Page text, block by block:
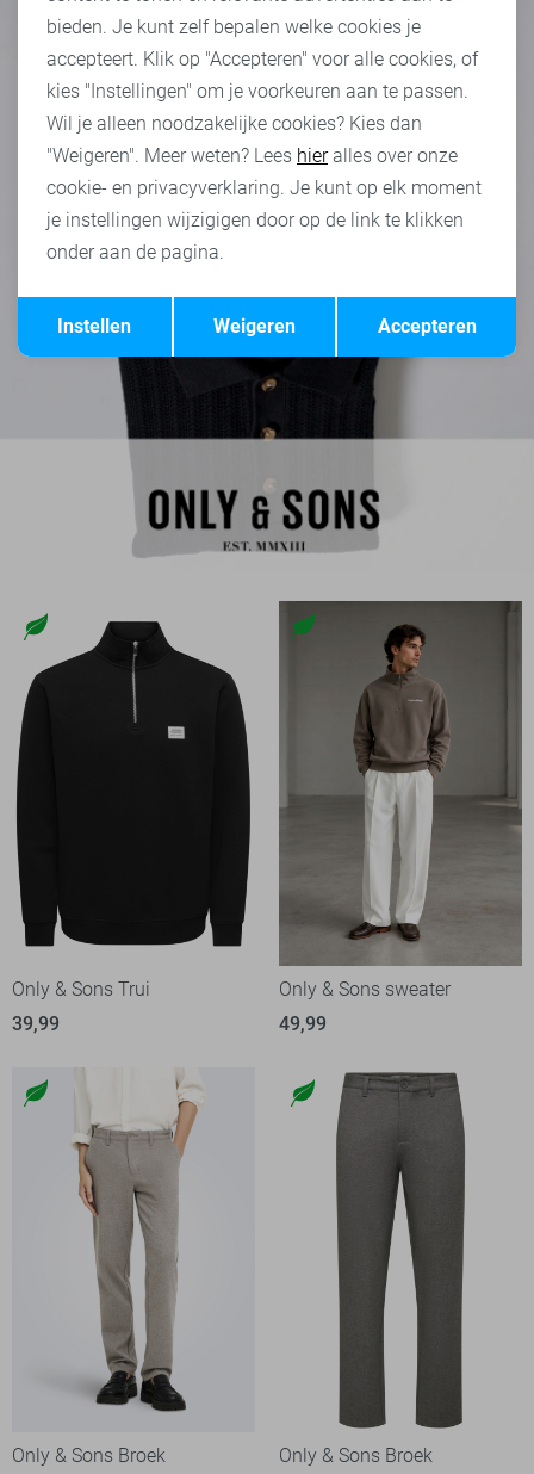
Only & Sons Trui
39,99
Only & Sons sweater
49,99
Only & Sons Broek
Only & Sons Broek
Terug Opslaan
bieden. Je kunt zelf bepalen welke cookies je
accepteert. Klik op "Accepteren" voor alle cookies, of
kies "Instellingen" om je voorkeuren aan te passen.
Wil je alleen noodzakelijke cookies? Kies dan
"Weigeren". Meer weten? Lees hieralles over onze
cookie- en privacyverklaring. Je kunt op elk moment
je instellingen wijzigigen door op de link te klikken
onder aan de pagina.
Accepteren
Weigeren
Instellen